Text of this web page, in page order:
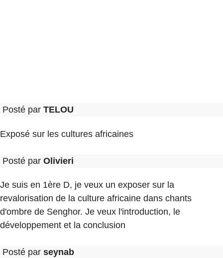
Posté par TELOU
Exposé sur les cultures africaines
Posté par Olivieri
Je suis en 1ère D, je veux un exposer sur la
revalorisation de la culture africaine dans chants
d'ombre de Senghor. Je veux l'introduction, le
développement et la conclusion
Posté par seynab